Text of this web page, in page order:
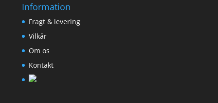
Information
Fragt & levering
Vilkår
Om os
Kontakt